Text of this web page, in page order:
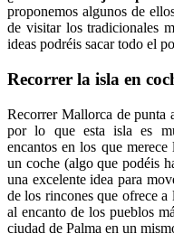
proponemos algunos de
de visitar los tradicionales
ideas podréis sacar todo el
Recorrer la isla en
Recorrer Mallorca de punta
por lo que esta isla es
encantos en los que
un coche (algo que podéis
una excelente idea para
de los rincones que ofrece
al encanto de los pueblos
ciudad de Palma en un